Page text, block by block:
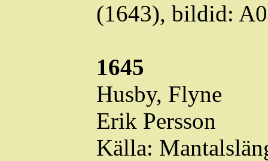
(1643), bildid:
1645
Husby, Flyne
Erik Persson
Källa: